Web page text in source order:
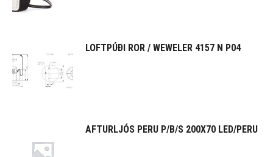
LOFTPÚÐI ROR / WEWELER 4157 N P04
AFTURLJÓS PERU P/B/S 200X70 LED/PERU